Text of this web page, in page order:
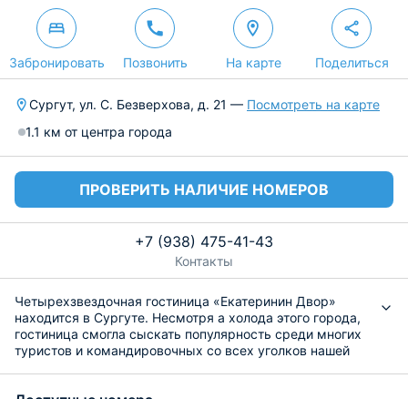
Забронировать Позвонить На карте Поделиться
Сургут, ул. С. Безверхова, д. 21 — Посмотреть на карте
1.1 км от центра города
ПРОВЕРИТЬ НАЛИЧИЕ НОМЕРОВ
+7 (938) 475-41-43
Контакты
Четырехзвездочная гостиница «Екатеринин Двор»
находится в Сургуте. Несмотря а холода этого города,
гостиница смогла сыскать популярность среди многих
туристов и командировочных со всех уголков нашей